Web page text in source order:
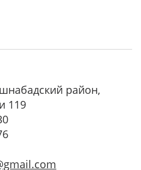
район,
119